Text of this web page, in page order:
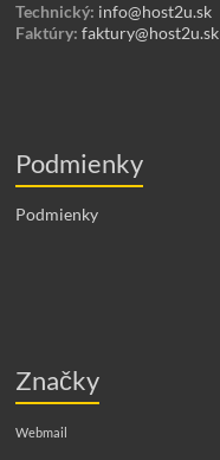
Technický: info@host2u.sk
Faktúry: faktury@host2u.sk
Podmienky
Podmienky
Značky
Webmail